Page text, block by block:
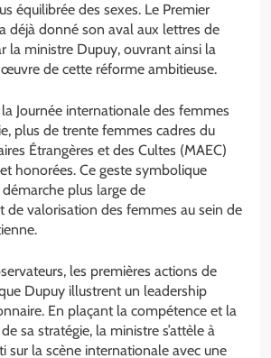
équilibrée des sexes. Le Premier
déjà donné son aval aux lettres de
la ministre Dupuy, ouvrant ainsi la
de cette réforme ambitieuse.
Journée internationale des femmes
plus de trente femmes cadres du
Étrangères et des Cultes (MAEC)
honorées. Ce geste symbolique
démarche plus large de
de valorisation des femmes au sein de
les premières actions de
Dupuy illustrent un leadership
En plaçant la compétence et la
sa stratégie, la ministre s’attèle à
sur la scène internationale avec une